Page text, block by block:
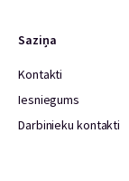
Saziņa
Kontakti
Iesniegums
Darbinieku kontakti